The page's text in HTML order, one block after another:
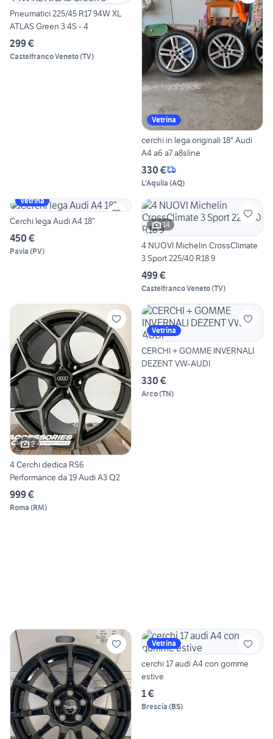
Pneumatici 225/45 R17 94W XL
ATLAS Green 3 4S - 4
299 €
Castelfranco Veneto(TV)
Vetrina
cerchi in lega originali 18" Audi
A4 a6 a7 a8sline
330 €
L'Aquila (AQ)
Vetrina
Cerchi lega Audi A4 18”
450 €
Pavia (PV)
14
4 NUOVI Michelin CrossClimate
3 Sport 225/40 R18 9
499 €
Castelfranco Veneto(TV)
2
4 Cerchi dedica RS6
Performance da 19 Audi A3 Q2
999 €
Roma (RM)
Vetrina
CERCHI + GOMME INVERNALI
DEZENT VW-AUDI
330 €
Arco(TN)
Vetrina
cerchi 17 audi A4 con gomme
estive
1 €
Brescia (BS)